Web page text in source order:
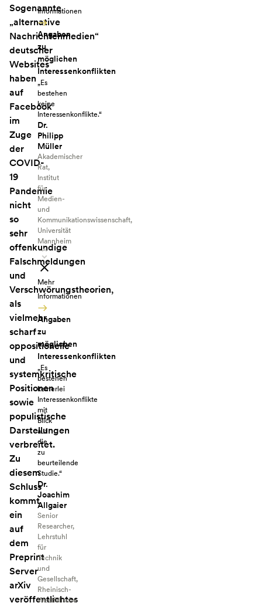
Sogenannte
„alternative
Nachrichtenmedien“
deutscher
Websites
haben
auf
Facebook
im
Zuge
der
COVID-
19
Pandemie
nicht
so
sehr
offenkundige
Falschmeldungen
und
Verschwörungstheorien,
als
vielmehr
scharf
oppositionelle
und
systemkritische
Positionen
sowie
populistische
Darstellungen
verbreitet.
Zu
diesem
Schluss
kommt
ein
auf
dem
Preprint
Server
arXiv
veröffentlichtes
Informationen
Angaben
zu
möglichen
Interessenkonflikten
„Es
bestehen
keine
Interessenkonflikte.“
Dr.
Philipp
Müller
Akademischer
Rat,
Institut
für
Medien-
und
Kommunikationswissenschaft,
Universität
Mannheim
Mehr
Informationen
Angaben
zu
möglichen
Interessenkonflikten
„Es
bestehen
keinerlei
Interessenkonflikte
mit
Blick
auf
die
zu
beurteilende
Studie.“
Dr.
Joachim
Allgaier
Senior
Researcher,
Lehrstuhl
für
Technik
und
Gesellschaft,
Rheinisch-
Westfälische